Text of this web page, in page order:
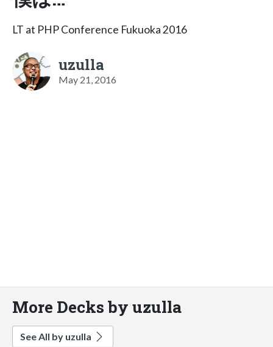
LT at PHP Conference Fukuoka 2016
uzulla
May 21, 2016
More Decks by uzulla
See All by uzulla